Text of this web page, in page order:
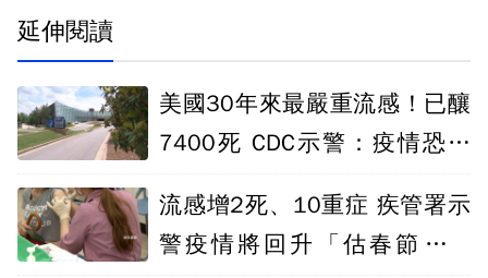
延伸閱讀
美國30年來最嚴重流感！已釀
7400死 CDC示警：疫情恐未
流感增2死、10重症 疾管署示
警疫情將回升「估春節達高